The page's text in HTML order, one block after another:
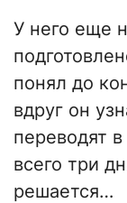
У него еще
понял до
вдруг он
переводят
всего три
решается…